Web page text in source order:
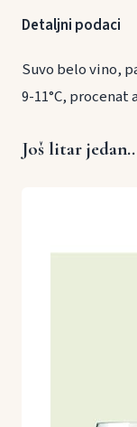
Detaljni podaci
Suvo belo vino,
9-11°C, procenat
Još litar